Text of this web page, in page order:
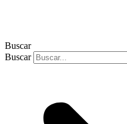
Buscar
Buscar